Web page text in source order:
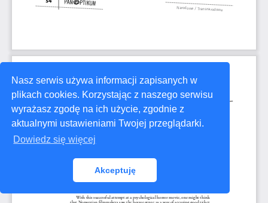
Nasz serwis używa informacji zapisanych w
plikach cookies. Korzystając z naszego serwisu
wyrażasz zgodę na ich użycie, zgodnie z
aktualnymi ustawieniami Twojej przeglądarki.
Dowiedz się więcej
Akceptuję